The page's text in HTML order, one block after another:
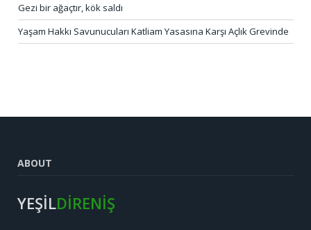
Gezi bir ağaçtır, kök saldı
Yaşam Hakkı Savunucuları Katliam Yasasına Karşı Açlık Grevinde
ABOUT
YEŞİLDİRENİŞ